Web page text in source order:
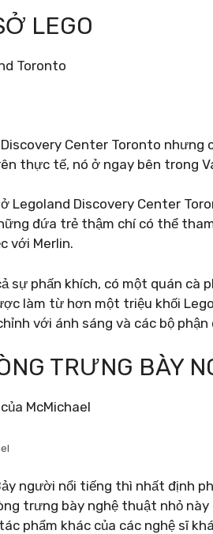
LEGO
Center Toronto nhưng
thực tế, nó ở ngay bên trong
Legoland Discovery Center
đứa trẻ thậm chí có thể
với Merlin.
sự phấn khích, có một quán cà
làm từ hơn một triệu khối
với ánh sáng và các bộ phận
TRƯNG BÀY
người nổi tiếng thì nhất định
trưng bày nghệ thuật nhỏ
phẩm khác của các nghệ sĩ